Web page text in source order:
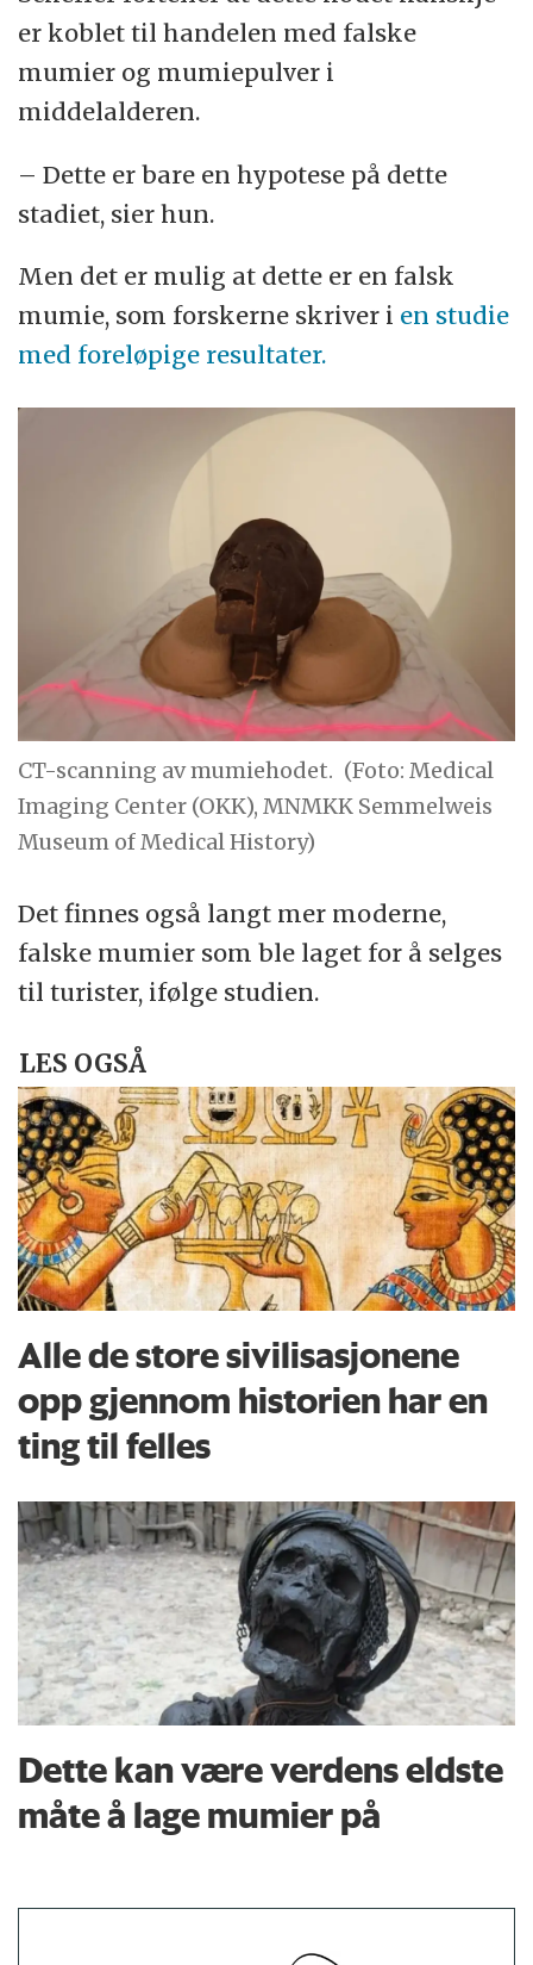
er koblet til handelen med falske
mumier og mumiepulver i
middelalderen.
– Dette er bare en hypotese på dette
stadiet, sier hun.
Men det er mulig at dette er en falsk
mumie, som forskerne skriver i en studie
med foreløpige resultater.
CT-scanning av mumiehodet. (Foto: Medical
Imaging Center (OKK), MNMKK Semmelweis
Museum of Medical History)
Det finnes også langt mer moderne,
falske mumier som ble laget for å selges
til turister, ifølge studien.
LES OGSÅ
Alle de store sivilisasjonene
opp gjennom historien har en
ting til felles
Dette kan være verdens eldste
måte å lage mumier på